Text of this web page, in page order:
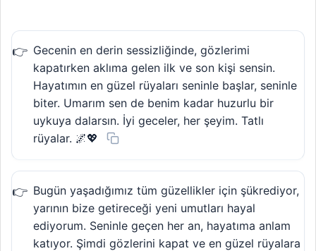
Gecenin en derin sessizliğinde, gözlerimi
kapatırken aklıma gelen ilk ve son kişi sensin.
Hayatımın en güzel rüyaları seninle başlar, seninle
biter. Umarım sen de benim kadar huzurlu bir
uykuya dalarsın. İyi geceler, her şeyim. Tatlı
rüyalar. 🌌💖
Bugün yaşadığımız tüm güzellikler için şükrediyor,
yarının bize getireceği yeni umutları hayal
ediyorum. Seninle geçen her an, hayatıma anlam
katıyor. Şimdi gözlerini kapat ve en güzel rüyalara